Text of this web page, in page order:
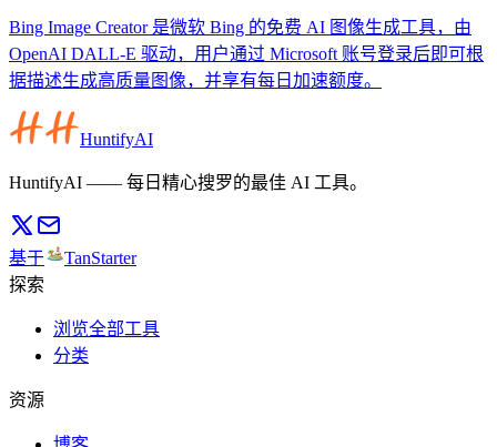
Bing Image Creator 是微软 Bing 的免费 AI 图像生成工具，由
OpenAI DALL-E 驱动，用户通过 Microsoft 账号登录后即可根
据描述生成高质量图像，并享有每日加速额度。
HuntifyAI
HuntifyAI —— 每日精心搜罗的最佳 AI 工具。
基于
TanStarter
探索
浏览全部工具
分类
资源